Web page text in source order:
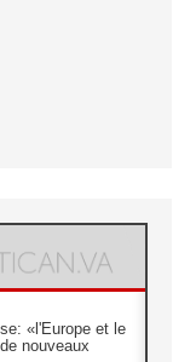
«l'Europe et le
nouveaux